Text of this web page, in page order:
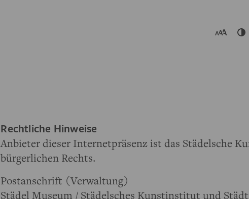
Rechtliche Hinweise
Anbieter dieser Internetpräsenz ist das Städelsche
bürgerlichen Rechts.
Postanschrift (Verwaltung)
Städel Museum / Städelsches Kunstinstitut und